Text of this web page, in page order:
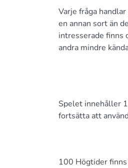
Varje fråga
en annan sort än
intresserade finns
andra mindre
Spelet innehåller
fortsätta att
100 Högtider